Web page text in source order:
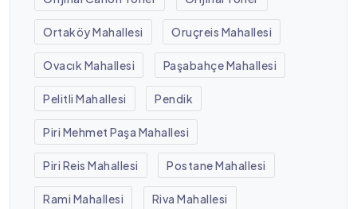
Ortaköy Mahallesi Oruçreis Mahallesi
Ovacık Mahallesi Paşabahçe Mahallesi
Pelitli Mahallesi Pendik
Piri Mehmet Paşa Mahallesi
Piri Reis Mahallesi Postane Mahallesi
Rami Mahallesi Riva Mahallesi